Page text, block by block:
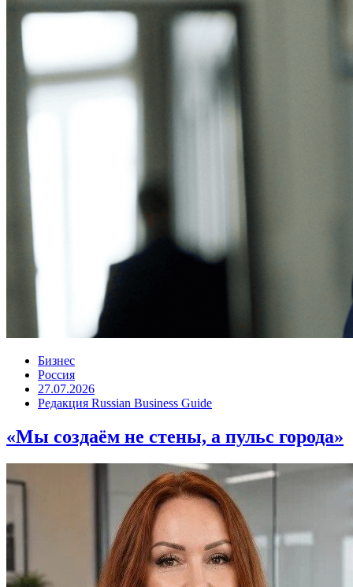
Бизнес
Россия
27.07.2026
Редакция Russian Business Guide
«Мы создаём не стены, а пульс города»